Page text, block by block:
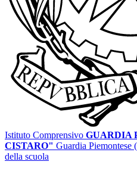
Istituto Comprensivo GUARDIA
CISTARO" Guardia Piemontese
della scuola